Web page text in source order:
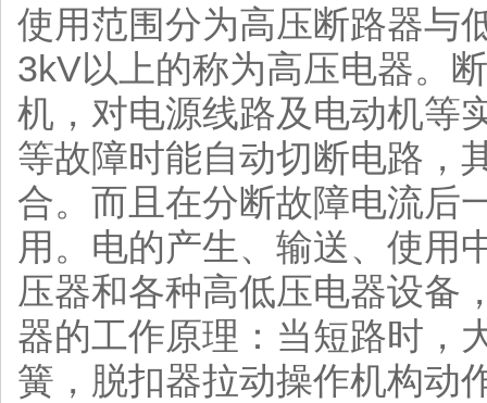
使用范围分为高压断路器与
3kV以上的称为高压电器。
机，对电源线路及电动机等
等故障时能自动切断电路，
合。而且在分断故障电流后
用。电的产生、输送、使用
压器和各种高低压电器设备
器的工作原理：当短路时，
簧，脱扣器拉动操作机构动